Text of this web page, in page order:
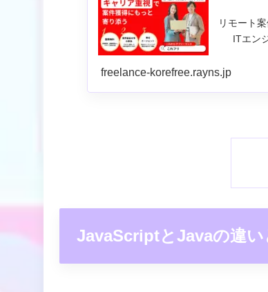
リモート
ITエン
freelance-korefree.rayns.jp
JavaScriptとJavaの違い